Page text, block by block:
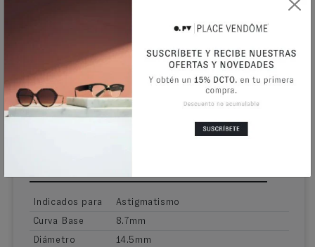
Biofinity XR están diseñadas para graduaciones
idéntica calidad visual que las lentes esféricas
Gracias a nuestra exclusiva tecnología Aquaform®,
laos lentes Biofinity XR permiten el paso de una gran
cantidad de oxígeno al ojo. Nunca pierden su
humectabilidad natural. Disfrutará de una excelente
visión con unas lentes blandas y cómodas saludables
Indicados para
Astigmatismo
Curva Base
8.7mm
Diámetro
14.5mm